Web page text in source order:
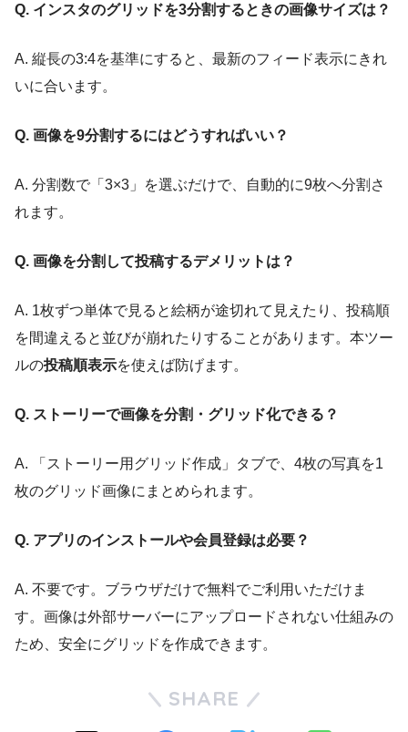
Q. インスタのグリッドを3分割するときの画像サイズは？
A. 縦長の3:4を基準にすると、最新のフィード表示にきれ
いに合います。
Q. 画像を9分割するにはどうすればいい？
A. 分割数で「3×3」を選ぶだけで、自動的に9枚へ分割さ
れます。
Q. 画像を分割して投稿するデメリットは？
A. 1枚ずつ単体で見ると絵柄が途切れて見えたり、投稿順
を間違えると並びが崩れたりすることがあります。本ツー
ルの投稿順表示を使えば防げます。
Q. ストーリーで画像を分割・グリッド化できる？
A. 「ストーリー用グリッド作成」タブで、4枚の写真を1
枚のグリッド画像にまとめられます。
Q. アプリのインストールや会員登録は必要？
A. 不要です。ブラウザだけで無料でご利用いただけま
す。画像は外部サーバーにアップロードされない仕組みの
ため、安全にグリッドを作成できます。
SHARE